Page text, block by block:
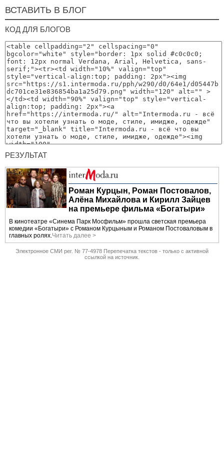
ВСТАВИТЬ В БЛОГ
КОД ДЛЯ БЛОГОВ
РЕЗУЛЬТАТ
Роман Курцын, Роман Постовалов,
Алёна Михайлова и Кирилл Зайцев
на премьере фильма «Богатыри»
В кинотеатре «Синема Парк Мосфильм» прошла светская премьера
комедии «Богатыри» с Романом Курцыным и Романом Постоваловым в
главных ролях.Читать далее >
Электронное СМИ рег. № 77-4978 Перепечатка текстов - только с активной
ссылкой на источник.